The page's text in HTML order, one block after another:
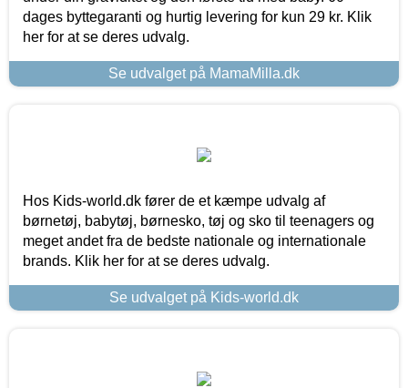
dages byttegaranti og hurtig levering for kun 29 kr. Klik
her for at se deres udvalg.
Se udvalget på MamaMilla.dk
Hos Kids-world.dk fører de et kæmpe udvalg af
børnetøj, babytøj, børnesko, tøj og sko til teenagers og
meget andet fra de bedste nationale og internationale
brands. Klik her for at se deres udvalg.
Se udvalget på Kids-world.dk